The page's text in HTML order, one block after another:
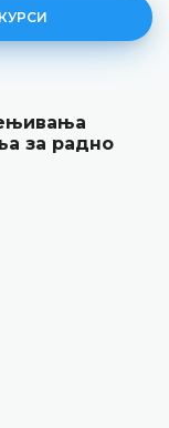
за радно